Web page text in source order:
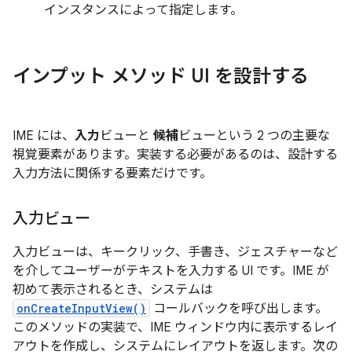
インスタンスによって指定します。
インプット メソッド UI を設計する
IME には、 入力 ビューと 候補ビューという 2 つの主要な
視覚要素があります。実装する必要があるのは、設計する
入力方法に関係する要素だけです。
入力ビュー
入力ビューは、キークリック、手書き、ジェスチャーなど
を介してユーザーがテキストを入力する UI です。IME が
初めて表示されるとき、システムは
onCreateInputView()
コールバックを呼び出します。
このメソッドの実装で、IME ウィンドウ内に表示するレイ
アウトを作成し、システムにレイアウトを返します。次の